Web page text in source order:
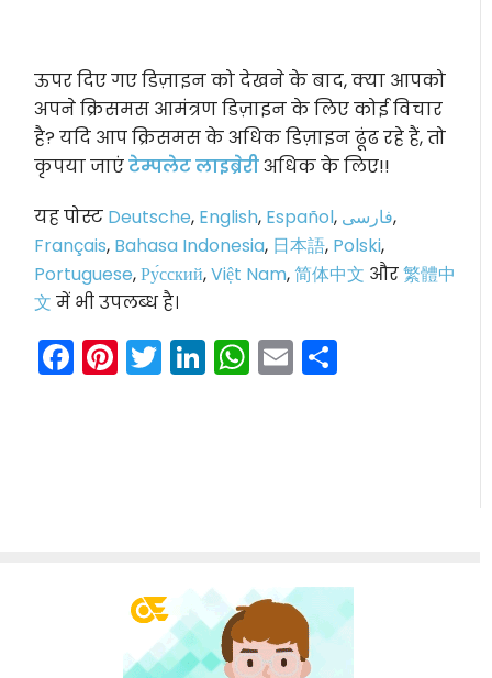
ऊपर दिए गए डिज़ाइन को देखने के बाद, क्या आपको
अपने क्रिसमस आमंत्रण डिज़ाइन के लिए कोई विचार
है? यदि आप क्रिसमस के अधिक डिज़ाइन ढूंढ रहे हैं, तो
कृपया जाएंटेम्पलेट लाइब्रेरीअधिक के लिए!!
यह पोस्ट Deutsche, English, Español, فارسی,
Français, Bahasa Indonesia, 日本語, Polski,
Portuguese,Ру́сский,Việt Nam,简体中文 और繁體中
文 में भी उपलब्ध है।
Facebook
Pinterest
Twitter
LinkedIn
WhatsApp
Email